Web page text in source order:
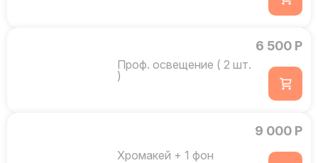
Проф. освещение ( 2 шт.
)
6 500 Р
Хромакей + 1 фон
9 000 Р